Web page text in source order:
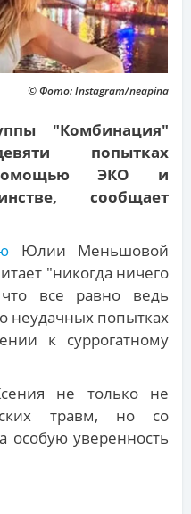
© Фото: Instagram/neapina
"Комбинация"
попытках
ЭКО и
сообщает
Юлии Меньшовой
"никогда ничего
все равно ведь
неудачных попытках
к суррогатному
не только не
травм, но со
особую уверенность